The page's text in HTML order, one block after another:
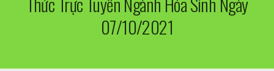
07/10/2021